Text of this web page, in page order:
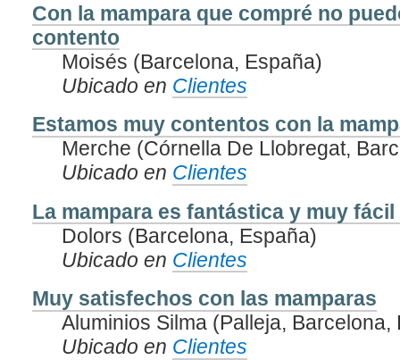
Con la mampara que compré no
contento
Moisés (Barcelona, España)
Ubicado en Clientes
Estamos muy contentos con la
Merche (Córnella De Llobregat,
Ubicado en Clientes
La mampara es fantástica y muy
Dolors (Barcelona, España)
Ubicado en Clientes
Muy satisfechos con las mamparas
Aluminios Silma (Palleja, Barcelona,
Ubicado en Clientes